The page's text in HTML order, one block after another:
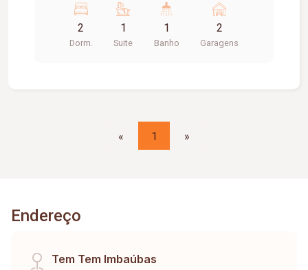
2
Dorm.
1
Suite
1
Banho
2
Garagens
« 1 »
Endereço
Tem Tem Imbaúbas